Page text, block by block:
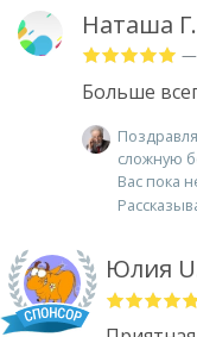
Наташа Г.
—
Больше
сложную
Вас пока
Юлия